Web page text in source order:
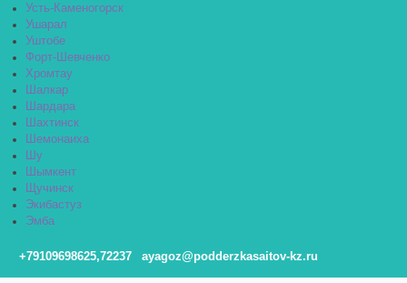
Усть-Каменогорск
Ушарал
Уштобе
Форт-Шевченко
Хромтау
Шалкар
Шардара
Шахтинск
Шемонаиха
Шу
Шымкент
Щучинск
Экибастуз
Эмба
+79109698625,72237 ayagoz@podderzkasaitov-kz.ru